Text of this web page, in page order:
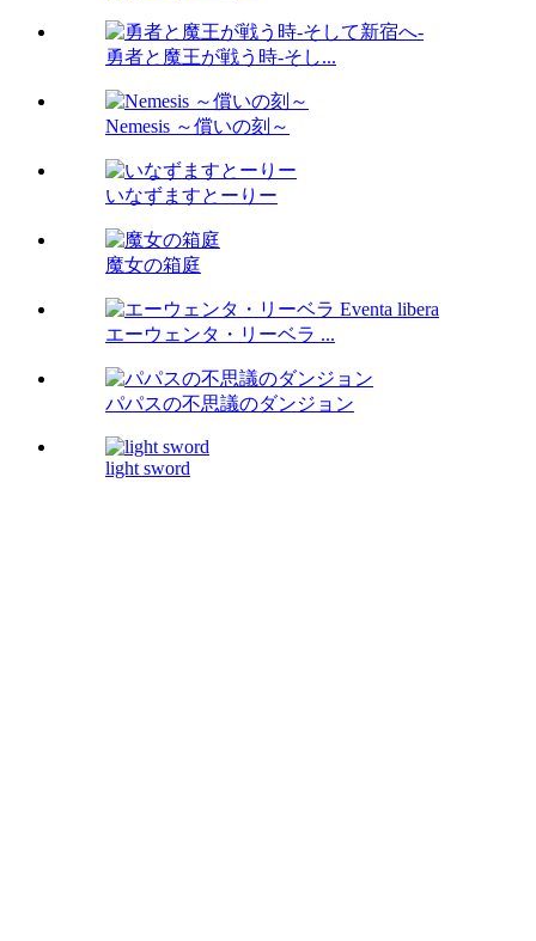
勇者と魔王が戦う時-そし...
Nemesis ～償いの刻～
いなずますとーりー
魔女の箱庭
エーウェンタ・リーベラ ...
パパスの不思議のダンジョン
light sword